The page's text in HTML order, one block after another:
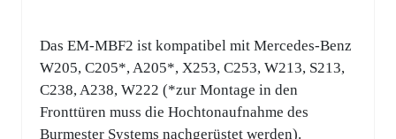
Das EM-MBF2 ist kompatibel mit Mercedes-Benz
W205, C205*, A205*, X253, C253, W213, S213,
C238, A238, W222 (*zur Montage in den
Fronttüren muss die Hochtonaufnahme des
Burmester Systems nachgerüstet werden).